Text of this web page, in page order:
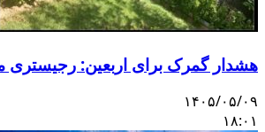
هشدار گمرک برای اربعین: رجیستری
۱۴۰۵/۰۵/۰۹
۱۸:۰۱